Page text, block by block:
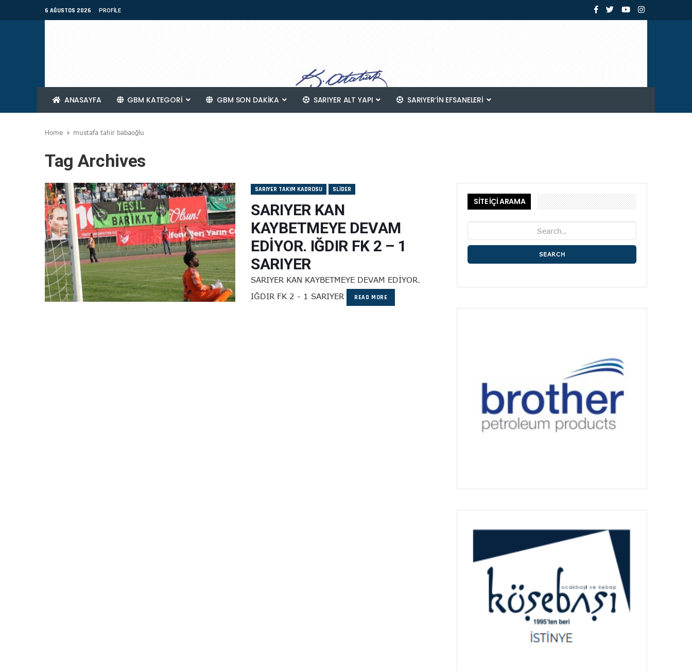
6 AĞUSTOS 2026 PROFILE
ANASAYFA GBM KATEGORİ GBM SON DAKİKA SARIYER ALT YAPI SARIYER’IN EFSANELERI
Home mustafa tahir babaoğlu
Tag Archives
SARIYER TAKIM KADROSU SLIDER
SARIYER KAN
KAYBETMEYE DEVAM
EDİYOR. IĞDIR FK 2 – 1
SARIYER
SARIYER KAN KAYBETMEYE DEVAM EDİYOR.
IĞDIR FK 2 - 1 SARIYER
READ MORE
SİTE İÇİ ARAMA
SEARCH